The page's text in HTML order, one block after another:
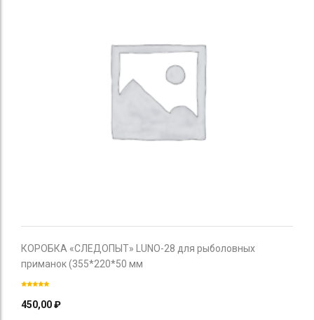
КОРОБКА «СЛЕДОПЫТ» LUNO-28 для рыболовных
приманок (355*220*50 мм
450,00₽